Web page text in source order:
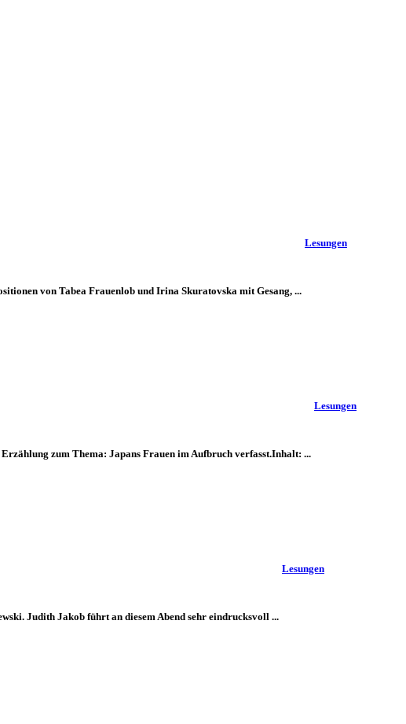
von Tabea Frauenlob und Irina Skuratovska mit Gesang, ...
Lesungen
zum Thema: Japans Frauen im Aufbruch verfasst.Inhalt: ...
Lesungen
Judith Jakob führt an diesem Abend sehr eindrucksvoll ...
Lesungen